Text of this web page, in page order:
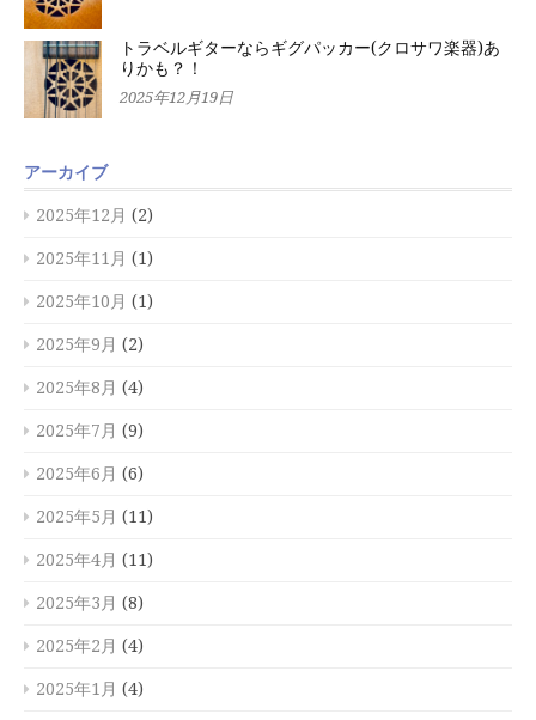
トラベルギターならギグパッカー(クロサワ楽器)あ
りかも？！
2025年12月19日
アーカイブ
2025年12月 (2)
2025年11月 (1)
2025年10月 (1)
2025年9月 (2)
2025年8月 (4)
2025年7月 (9)
2025年6月 (6)
2025年5月 (11)
2025年4月 (11)
2025年3月 (8)
2025年2月 (4)
2025年1月 (4)